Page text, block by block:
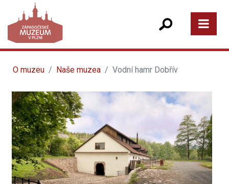
O muzeu Naše muzea Vodní hamr Dobřív